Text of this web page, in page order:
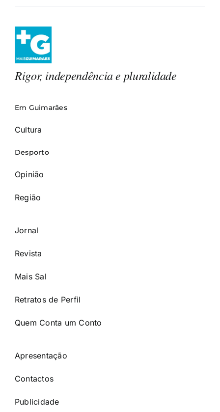
Rigor, independência e pluralidade
Em Guimarães
Cultura
Desporto
Opinião
Região
Jornal
Revista
Mais Sal
Retratos de Perfil
Quem Conta um Conto
Apresentação
Contactos
Publicidade